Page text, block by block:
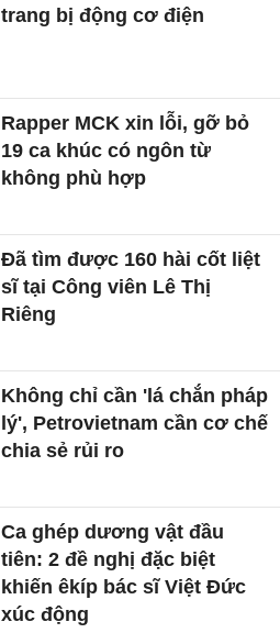
trang bị động cơ điện
Rapper MCK xin lỗi, gỡ bỏ
19 ca khúc có ngôn từ
không phù hợp
Đã tìm được 160 hài cốt liệt
sĩ tại Công viên Lê Thị
Riêng
Không chỉ cần 'lá chắn pháp
lý', Petrovietnam cần cơ chế
chia sẻ rủi ro
Ca ghép dương vật đầu
tiên: 2 đề nghị đặc biệt
khiến êkíp bác sĩ Việt Đức
xúc động